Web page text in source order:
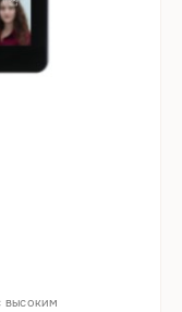
высоким